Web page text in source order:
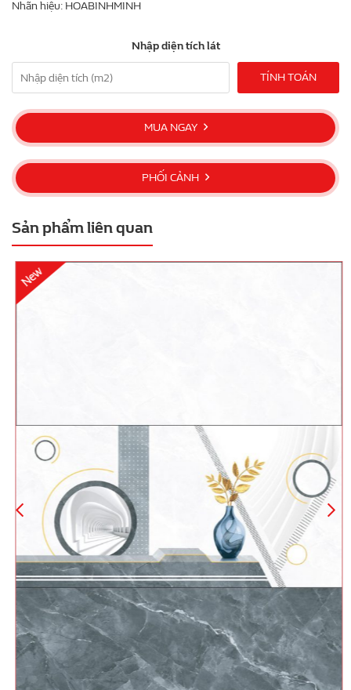
Nhãn hiệu: HOABINHMINH
Nhập diện tích lát
TÍNH TOÁN
MUA NGAY
PHỐI CẢNH
Sản phẩm liên quan